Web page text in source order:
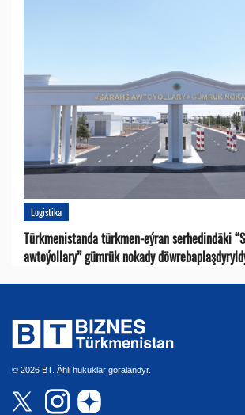
Logistika
Türkmenistanda türkmen-eýran serhedindäki
awtoýollary” gümrük nokady
© 2026 BT. Ähli hukuklar goralandyr.